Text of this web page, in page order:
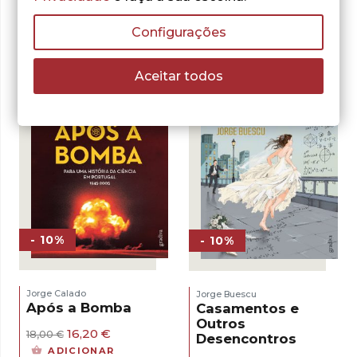
- 10%
Jorge Calado
Após a Bomba
18,00€ O
preço
16,20 €
preço
ADICIONAR
- 10%
Jorge Buescu
Casamentos e
Outros
Desencontros
Configurações
Aceitar todos